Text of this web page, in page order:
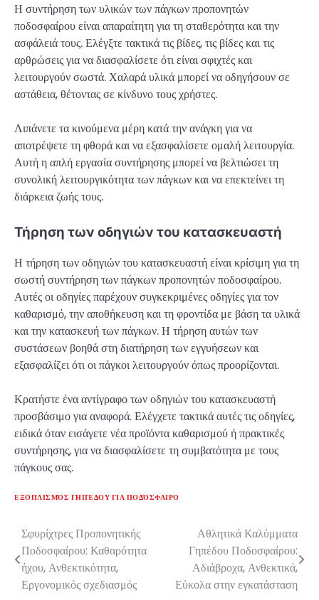
Η συντήρηση των υλικών των πάγκων προπονητών
ποδοσφαίρου είναι απαραίτητη για τη σταθερότητα και την
ασφάλειά τους. Ελέγξτε τακτικά τις βίδες, τις βίδες και τις
αρθρώσεις για να διασφαλίσετε ότι είναι σφιχτές και
λειτουργούν σωστά. Χαλαρά υλικά μπορεί να οδηγήσουν σε
αστάθεια, θέτοντας σε κίνδυνο τους χρήστες.
Λιπάνετε τα κινούμενα μέρη κατά την ανάγκη για να
αποτρέψετε τη φθορά και να εξασφαλίσετε ομαλή λειτουργία.
Αυτή η απλή εργασία συντήρησης μπορεί να βελτιώσει τη
συνολική λειτουργικότητα των πάγκων και να επεκτείνει τη
διάρκεια ζωής τους.
Τήρηση των οδηγιών του κατασκευαστή
Η τήρηση των οδηγιών του κατασκευαστή είναι κρίσιμη για τη
σωστή συντήρηση των πάγκων προπονητών ποδοσφαίρου.
Αυτές οι οδηγίες παρέχουν συγκεκριμένες οδηγίες για τον
καθαρισμό, την αποθήκευση και τη φροντίδα με βάση τα υλικά
και την κατασκευή των πάγκων. Η τήρηση αυτών των
συστάσεων βοηθά στη διατήρηση των εγγυήσεων και
εξασφαλίζει ότι οι πάγκοι λειτουργούν όπως προορίζονται.
Κρατήστε ένα αντίγραφο των οδηγιών του κατασκευαστή
προσβάσιμο για αναφορά. Ελέγχετε τακτικά αυτές τις οδηγίες,
ειδικά όταν εισάγετε νέα προϊόντα καθαρισμού ή πρακτικές
συντήρησης, για να διασφαλίσετε τη συμβατότητα με τους
πάγκους σας.
ΕΞΟΠΛΙΣΜΌΣ ΓΗΠΈΔΟΥ ΓΙΑ ΠΟΔΌΣΦΑΙΡΟ
Post
navigation
Σφυρίχτρες Προπονητικής
Ποδοσφαίρου: Καθαρότητα
ήχου, Ανθεκτικότητα,
Εργονομικός σχεδιασμός
Αθλητικά Καλύμματα
Γηπέδου Ποδοσφαίρου:
Αδιάβροχα, Ανθεκτικά,
Εύκολα στην εγκατάσταση